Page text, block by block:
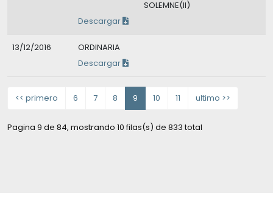
SOLEMNE(II)
Descargar
13/12/2016
ORDINARIA
Descargar
<< primero 6 7 8 9 10 11 ultimo >>
Pagina 9 de 84, mostrando 10 filas(s) de 833 total